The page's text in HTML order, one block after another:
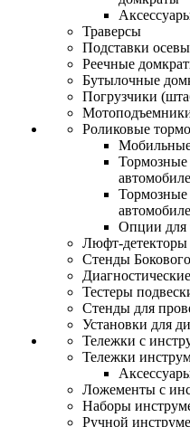
Траверсы
Подставки
Реечные
Бутылочные
Погрузчики
Роликовые
Тормозные
Тормозные
Опции для
Люфт-детекторы
Стенды
Тестеры
Стенды для
Установки для
Тележки с
Тележки
Ложементы с
Наборы
Ручной